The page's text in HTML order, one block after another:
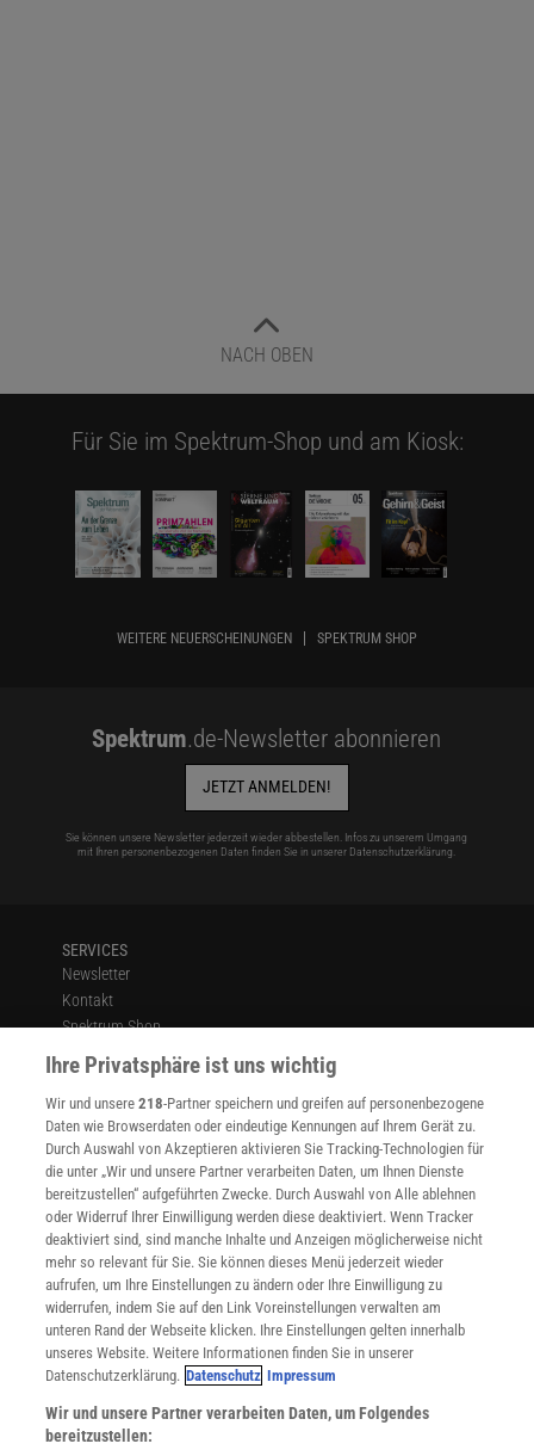
NACH OBEN
Für Sie im Spektrum-Shop und am Kiosk:
WEITERE NEUERSCHEINUNGEN SPEKTRUM SHOP
Spektrum.de-Newsletter abonnieren
JETZT ANMELDEN!
Sie können unsere Newsletter jederzeit wieder abbestellen. Infos zu unserem Umgang
mit Ihren personenbezogenen Daten finden Sie in unserer Datenschutzerklärung.
SERVICES
Newsletter
Kontakt
Spektrum Shop
Im Handel kaufen
Presse
Verträge kündigen
INFO
Mediadaten
Datenschutz
Nutzungsbedingungen
Cookie-Einstellungen
Utiq verwalten
Nutzungsbasierte Onlinewerbung
Alle Artikel
Impressum
Angebote für Schulen
Angebote für Institutionen
Ihre Privatsphäre ist uns wichtig
Wir und unsere218-Partner speichern und greifen auf personenbezogene
Daten wie Browserdaten oder eindeutige Kennungen auf Ihrem Gerät zu.
Durch Auswahl von Akzeptieren aktivieren Sie Tracking-Technologien für
die unter „Wir und unsere Partner verarbeiten Daten, um Ihnen Dienste
bereitzustellen“ aufgeführten Zwecke. Durch Auswahl von Alle ablehnen
oder Widerruf Ihrer Einwilligung werden diese deaktiviert. Wenn Tracker
deaktiviert sind, sind manche Inhalte und Anzeigen möglicherweise nicht
mehr so relevant für Sie. Sie können dieses Menü jederzeit wieder
aufrufen, um Ihre Einstellungen zu ändern oder Ihre Einwilligung zu
widerrufen, indem Sie auf den Link Voreinstellungen verwalten am
unteren Rand der Webseite klicken. Ihre Einstellungen gelten innerhalb
unseres Website. Weitere Informationen finden Sie in unserer
Datenschutzerklärung. Datenschutz Impressum
Wir und unsere Partner verarbeiten Daten, um Folgendes
bereitzustellen: